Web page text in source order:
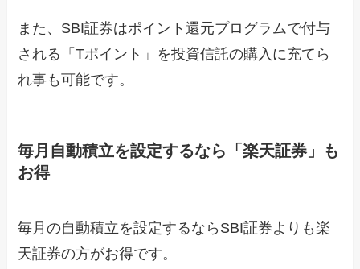
また、SBI証券はポイント還元プログラムで付与
される「Tポイント」を投資信託の購入に充てら
れ事も可能です。
毎月自動積立を設定するなら「楽天証券」も
お得
毎月の自動積立を設定するならSBI証券よりも楽
天証券の方がお得です。